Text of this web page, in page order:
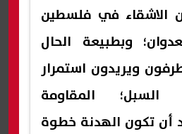
عن الاشقاء في فلسطين
وبطبيعة الحال
ويريدون استمرار
السبل؛ المقاومة
أن تكون الهدنة خطوة